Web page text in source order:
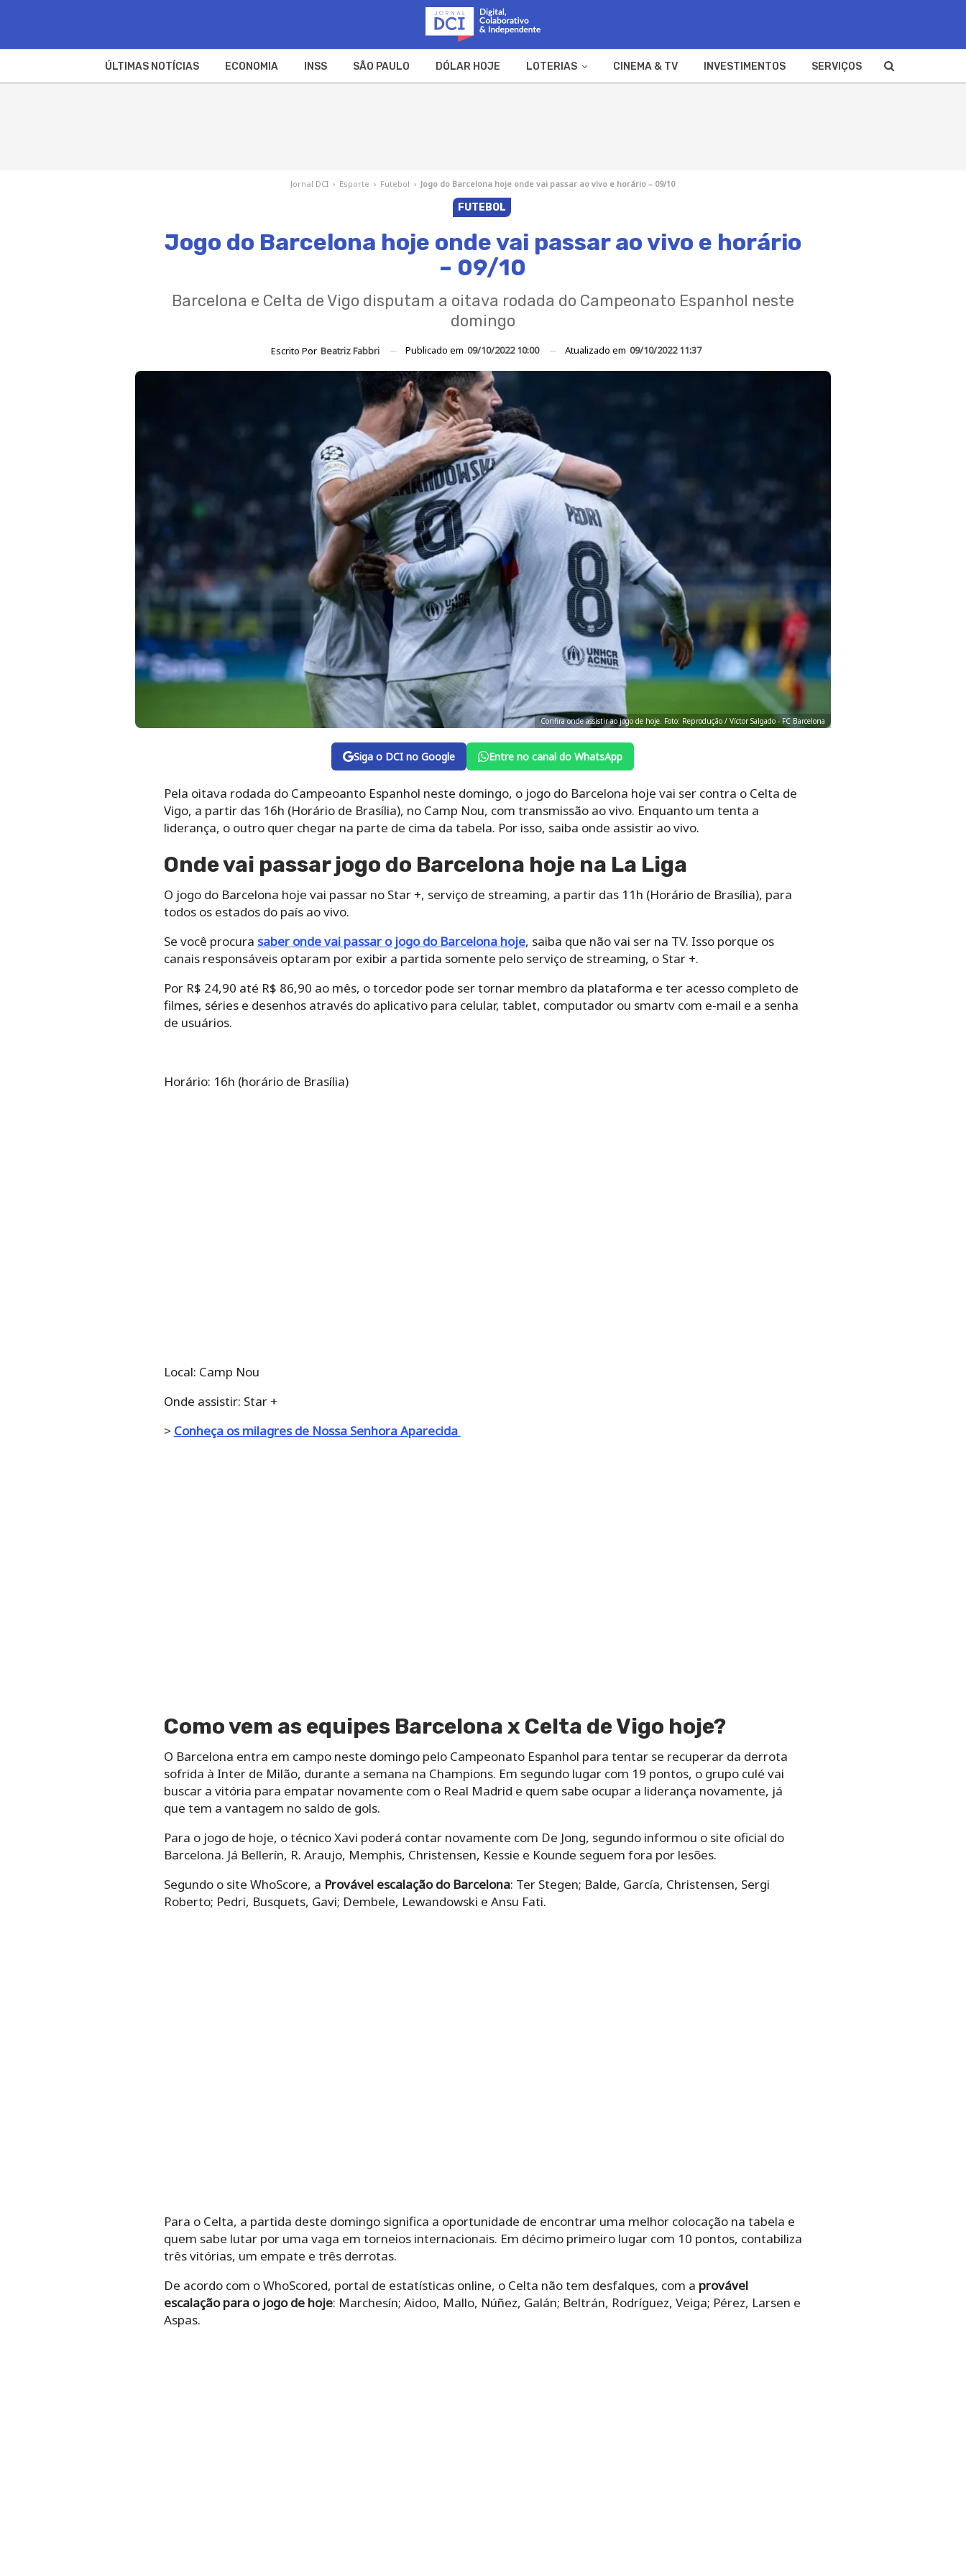
ÚLTIMAS NOTÍCIAS ECONOMIA INSS SÃO PAULO DÓLAR HOJE LOTERIAS CINEMA & TV INVESTIMENTOS SERVIÇOS
Jornal DCI › Esporte › Futebol › Jogo do Barcelona hoje onde vai passar ao vivo e horário – 09/10
FUTEBOL
Jogo do Barcelona hoje onde vai passar ao vivo e horário
– 09/10
Barcelona e Celta de Vigo disputam a oitava rodada do Campeonato Espanhol neste
domingo
Escrito Por Beatriz Fabbri Publicado em 09/10/2022 10:00 Atualizado em 09/10/2022 11:37
Confira onde assistir ao jogo de hoje. Foto: Reprodução / Víctor Salgado - FC Barcelona
Siga o DCI no Google Entre no canal do WhatsApp
Pela oitava rodada do Campeoanto Espanhol neste domingo, o jogo do Barcelona hoje vai ser contra o Celta de
Vigo, a partir das 16h (Horário de Brasília), no Camp Nou, com transmissão ao vivo. Enquanto um tenta a
liderança, o outro quer chegar na parte de cima da tabela. Por isso, saiba onde assistir ao vivo.
Onde vai passar jogo do Barcelona hoje na La Liga
O jogo do Barcelona hoje vai passar no Star +, serviço de streaming, a partir das 11h (Horário de Brasília), para
todos os estados do país ao vivo.
Se você procura saber onde vai passar o jogo do Barcelona hoje, saiba que não vai ser na TV. Isso porque os
canais responsáveis optaram por exibir a partida somente pelo serviço de streaming, o Star +.
Por R$ 24,90 até R$ 86,90 ao mês, o torcedor pode ser tornar membro da plataforma e ter acesso completo de
filmes, séries e desenhos através do aplicativo para celular, tablet, computador ou smartv com e-mail e a senha
de usuários.
Horário: 16h (horário de Brasília)
Local: Camp Nou
Onde assistir: Star +
> Conheça os milagres de Nossa Senhora Aparecida
Como vem as equipes Barcelona x Celta de Vigo hoje?
O Barcelona entra em campo neste domingo pelo Campeonato Espanhol para tentar se recuperar da derrota
sofrida à Inter de Milão, durante a semana na Champions. Em segundo lugar com 19 pontos, o grupo culé vai
buscar a vitória para empatar novamente com o Real Madrid e quem sabe ocupar a liderança novamente, já
que tem a vantagem no saldo de gols.
Para o jogo de hoje, o técnico Xavi poderá contar novamente com De Jong, segundo informou o site oficial do
Barcelona. Já Bellerín, R. Araujo, Memphis, Christensen, Kessie e Kounde seguem fora por lesões.
Segundo o site WhoScore, a Provável escalação do Barcelona: Ter Stegen; Balde, García, Christensen, Sergi
Roberto; Pedri, Busquets, Gavi; Dembele, Lewandowski e Ansu Fati.
Para o Celta, a partida deste domingo significa a oportunidade de encontrar uma melhor colocação na tabela e
quem sabe lutar por uma vaga em torneios internacionais. Em décimo primeiro lugar com 10 pontos, contabiliza
três vitórias, um empate e três derrotas.
De acordo com o WhoScored, portal de estatísticas online, o Celta não tem desfalques, com a provável
escalação para o jogo de hoje: Marchesín; Aidoo, Mallo, Núñez, Galán; Beltrán, Rodríguez, Veiga; Pérez, Larsen e
Aspas.